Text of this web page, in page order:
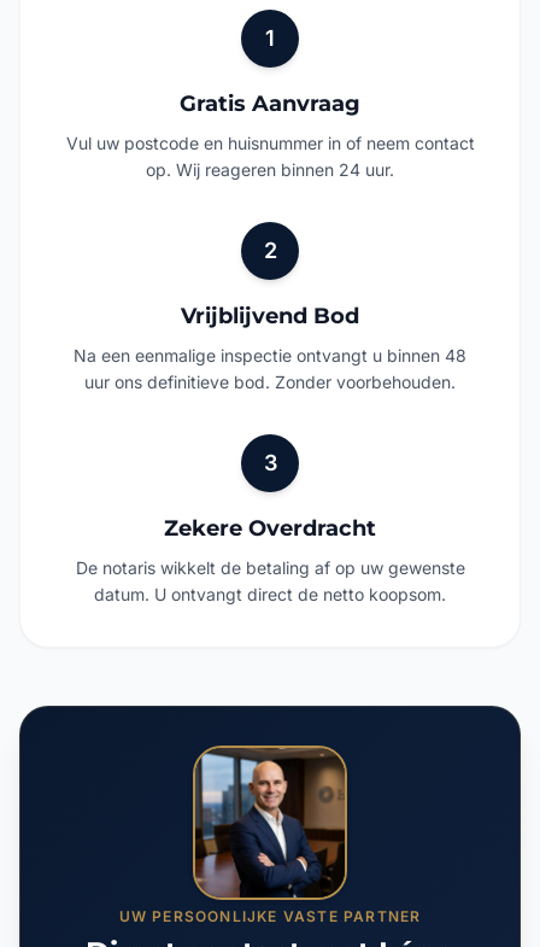
1
Gratis Aanvraag
Vul uw postcode en huisnummer in of neem contact
op. Wij reageren binnen 24 uur.
2
Vrijblijvend Bod
Na een eenmalige inspectie ontvangt u binnen 48
uur ons definitieve bod. Zonder voorbehouden.
3
Zekere Overdracht
De notaris wikkelt de betaling af op uw gewenste
datum. U ontvangt direct de netto koopsom.
UW PERSOONLIJKE VASTE PARTNER